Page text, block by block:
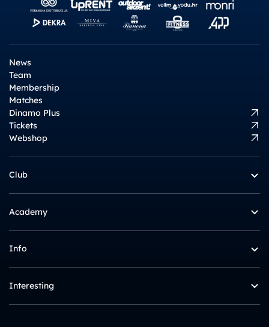
News
Team
Membership
Matches
Dinamo Plus
Tickets
Webshop
Club
Academy
Info
Interesting